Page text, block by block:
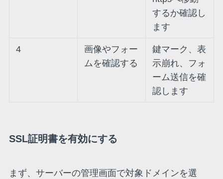
するか確認し
ます
4
画像やフォー
ムを確認する
鍵マーク、表
示崩れ、フォ
ーム送信を確
認します
SSL証明書を有効にする
まず、サーバーの管理画面で対象ドメインを選